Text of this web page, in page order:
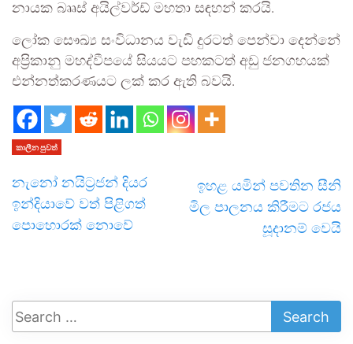
නායක බෲස් අයිල්වර්ඩ් මහතා සඳහන් කරයි.
ලෝක සෞඛ්‍ය සංවිධානය වැඩි දුරටත් පෙන්වා දෙන්නේ
අප්‍රිකානු මහද්වීපයේ සියයට පහකටත් අඩු ජනගහයක්
එන්නත්කරණයට ලක් කර ඇති බවයි.
කාලීන පුවත්
නැනෝ නයිට්‍රජන් දියර
ඉන්දියාවේ වත් පිළිගත්
පොහොරක් නොවේ
ඉහළ යමින් පවතින සීනි
මිල පාලනය කිරීමට රජය
සූදානම් වෙයි